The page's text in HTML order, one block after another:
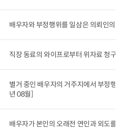
배우자와 부정행위를 일삼은 의뢰인의
직장 동료의 와이프로부터 위자료 청구
별거 중인 배우자의 거주지에서 부정행
년 08월]
배우자가 본인의 오래전 연인과 외도를